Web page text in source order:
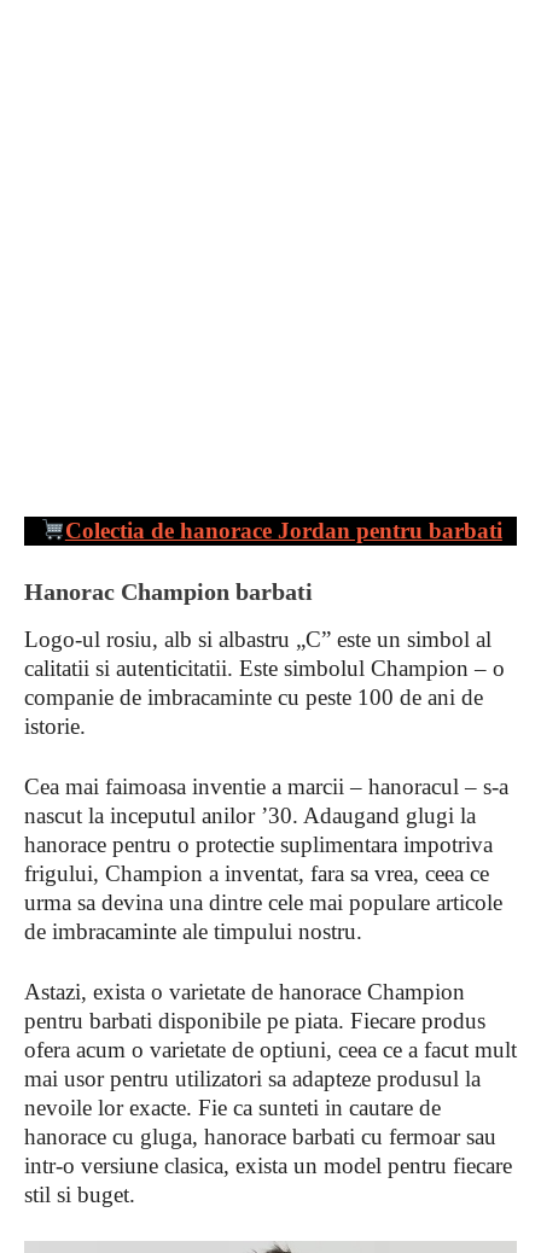
Colectia de hanorace Jordan pentru barbati
Hanorac Champion barbati
Logo-ul rosiu, alb si albastru „C” este un simbol al
calitatii si autenticitatii. Este simbolul Champion – o
companie de imbracaminte cu peste 100 de ani de
istorie.
Cea mai faimoasa inventie a marcii – hanoracul – s-a
nascut la inceputul anilor ’30. Adaugand glugi la
hanorace pentru o protectie suplimentara impotriva
frigului, Champion a inventat, fara sa vrea, ceea ce
urma sa devina una dintre cele mai populare articole
de imbracaminte ale timpului nostru.
Astazi, exista o varietate de hanorace Champion
pentru barbati disponibile pe piata. Fiecare produs
ofera acum o varietate de optiuni, ceea ce a facut mult
mai usor pentru utilizatori sa adapteze produsul la
nevoile lor exacte. Fie ca sunteti in cautare de
hanorace cu gluga, hanorace barbati cu fermoar sau
intr-o versiune clasica, exista un model pentru fiecare
stil si buget.